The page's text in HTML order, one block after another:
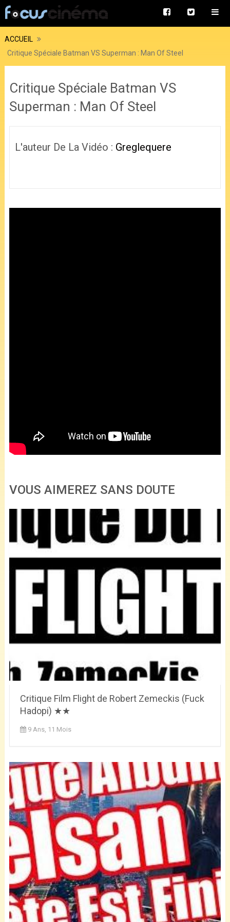
ACCUEIL
Critique Spéciale Batman VS Superman : Man Of Steel
Critique Spéciale Batman VS
Superman : Man Of Steel
L'auteur De La Vidéo : Greglequere
VOUS AIMEREZ SANS DOUTE
Critique Film Flight de Robert Zemeckis (Fuck
Hadopi) ★★
9 Ans, 11 Mois